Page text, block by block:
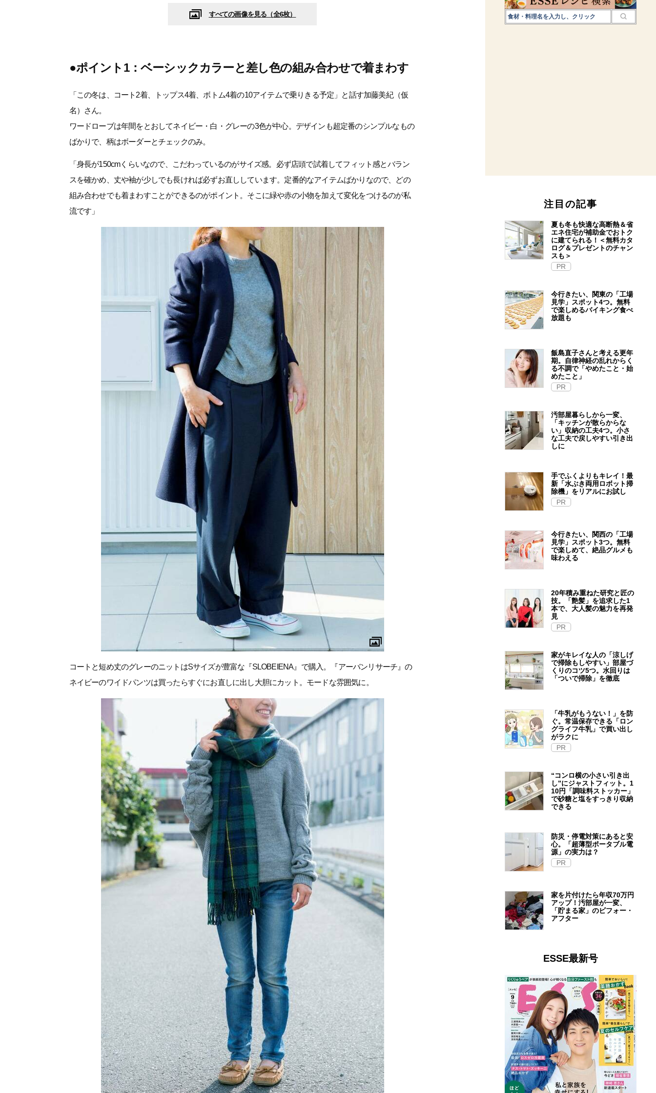
すべての画像を見る（全6枚）
●ポイント1：ベーシックカラーと差し色の組み合わせで着まわす
「この冬は、コート2着、トップス4着、ボトム4着の10アイテムで乗りきる予定」と話す加藤美紀（仮
名）さん。
ワードローブは年間をとおしてネイビー・白・グレーの3色が中心。デザインも超定番のシンプルなもの
ばかりで、柄はボーダーとチェックのみ。
「身長が150cmくらいなので、こだわっているのがサイズ感。必ず店頭で試着してフィット感とバラン
スを確かめ、丈や袖が少しでも長ければ必ずお直ししています。定番的なアイテムばかりなので、どの
組み合わせでも着まわすことができるのがポイント。そこに緑や赤の小物を加えて変化をつけるのが私
流です」
コートと短め丈のグレーのニットはSサイズが豊富な『SLOBEIENA』で購入。『アーバンリサーチ』の
ネイビーのワイドパンツは買ったらすぐにお直しに出し大胆にカット。モードな雰囲気に。
注目の記事
夏も冬も快適な高断熱＆省
エネ住宅が補助金でおトク
に建てられる！＜無料カタ
ログ＆プレゼントのチャン
スも＞
PR
今行きたい、関東の「工場
見学」スポット4つ。無料
で楽しめるバイキング食べ
放題も
飯島直子さんと考える更年
期。自律神経の乱れからく
る不調で「やめたこと・始
めたこと」
PR
汚部屋暮らしから一変、
「キッチンが散らからな
い」収納の工夫4つ。小さ
な工夫で戻しやすい引き出
しに
手でふくよりもキレイ！最
新「水ぶき両用ロボット掃
除機」をリアルにお試し
PR
今行きたい、関西の「工場
見学」スポット3つ。無料
で楽しめて、絶品グルメも
味わえる
20年積み重ねた研究と匠の
技。「艶髪」を追求した1
本で、大人髪の魅力を再発
見
PR
家がキレイな人の「涼しげ
で掃除もしやすい」部屋づ
くりのコツ5つ。水回りは
「ついで掃除」を徹底
「牛乳がもうない！」を防
ぐ。常温保存できる「ロン
グライフ牛乳」で買い出し
がラクに
PR
“コンロ横の小さい引き出
し”にジャストフィット。1
10円「調味料ストッカー」
で砂糖と塩をすっきり収納
できる
防災・停電対策にあると安
心。「超薄型ポータブル電
源」の実力は？​
PR
家を片付けたら年収70万円
アップ！汚部屋が一変、
「貯まる家」のビフォー・
アフター
ESSE最新号